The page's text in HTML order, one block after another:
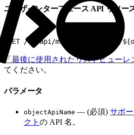
ユーザインターフェース API リソー
GET /ui-api/mru-list-records/
「最後に使用されたリストビューレ
てください。
パラメータ
objectApiName — (必須) サポ
クト の API 名。